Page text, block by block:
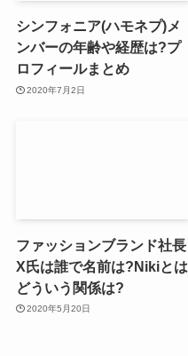
シンフォニア(ハモネプ)メ
ンバーの年齢や経歴は?プ
ロフィールまとめ
2020年7月2日
ファッションブランド社長
X氏は誰で名前は?Nikiとは
どういう関係は?
2020年5月20日